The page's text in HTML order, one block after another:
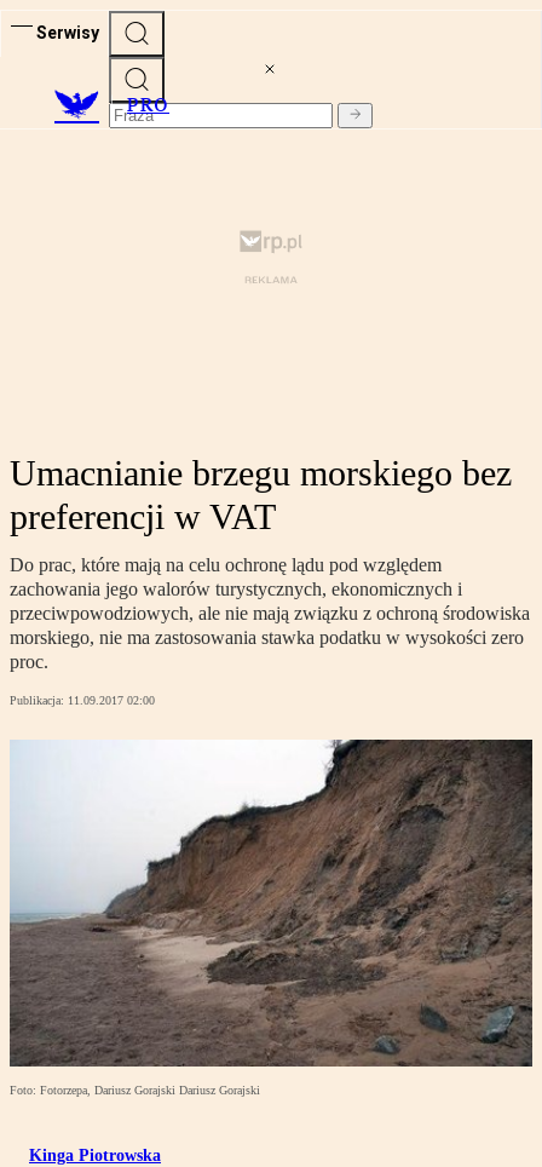
Serwisy
PRO
Umacnianie brzegu morskiego bez
preferencji w VAT
Do prac, które mają na celu ochronę lądu pod względem
zachowania jego walorów turystycznych, ekonomicznych i
przeciwpowodziowych, ale nie mają związku z ochroną środowiska
morskiego, nie ma zastosowania stawka podatku w wysokości zero
proc.
Publikacja: 11.09.2017 02:00
Foto: Fotorzepa, Dariusz Gorajski Dariusz Gorajski
Kinga Piotrowska